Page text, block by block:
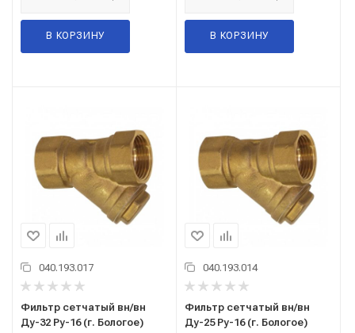
В КОРЗИНУ В КОРЗИНУ
040.193.017
Фильтр сетчатый вн/вн
Ду-32 Ру-16 (г. Бологое)
040.193.014
Фильтр сетчатый вн/вн
Ду-25 Ру-16 (г. Бологое)